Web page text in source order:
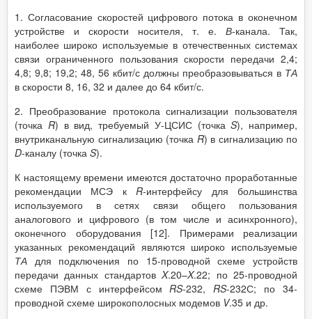
1. Согласование скоростей цифрового потока в оконечном
устройстве и скорости носителя, т. е. В-канала. Так,
наиболее широко используемые в отечественных системах
связи ограниченного пользования скорости передачи 2,4;
4,8; 9,8; 19,2; 48, 56 кбит/с должны преобразовываться в ТА
в скорости 8, 16, 32 и далее до 64 кбит/с.
2. Преобразование протокола сигнализации пользователя
(точка R) в вид, требуемый У-ЦСИС (точкаS), например,
внутриканальную сигнализацию (точка R) в сигнализацию по
D-каналу (точка S).
К настоящему времени имеются достаточно проработанные
рекомендации МСЭ кR-интерфейсу для большинства
используемого в сетях связи общего пользования
аналогового и цифрового (в том числе и асинхронного),
оконечного оборудования [12]. Примерами реализации
указанных рекомендаций являются широко используемые
ТА для подключения по 15-проводной схеме устройств
передачи данных стандартовX.20–X.22; по 25-проводной
схеме ПЭВМ с интерфейсомRS-232,RS-232С; по 34-
проводной схеме широкополосных модемов V.35 и др.